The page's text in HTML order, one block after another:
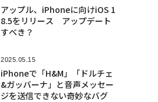
アップル、iPhoneに向けiOS 1
8.5をリリース アップデート
すべき？
2025.05.15
iPhoneで「H&M」「ドルチェ
&ガッバーナ」と音声メッセー
ジを送信できない奇妙なバグ